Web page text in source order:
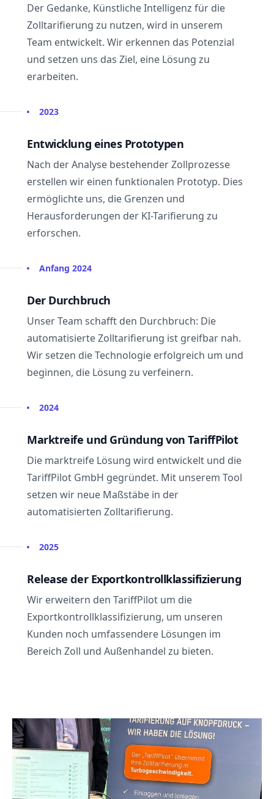
Der Gedanke, Künstliche Intelligenz für die
Zolltarifierung zu nutzen, wird in unserem
Team entwickelt. Wir erkennen das Potenzial
und setzen uns das Ziel, eine Lösung zu
erarbeiten.
2023
Entwicklung eines Prototypen
Nach der Analyse bestehender Zollprozesse
erstellen wir einen funktionalen Prototyp. Dies
ermöglichte uns, die Grenzen und
Herausforderungen der KI-Tarifierung zu
erforschen.
Anfang 2024
Der Durchbruch
Unser Team schafft den Durchbruch: Die
automatisierte Zolltarifierung ist greifbar nah.
Wir setzen die Technologie erfolgreich um und
beginnen, die Lösung zu verfeinern.
2024
Marktreife und Gründung von TariffPilot
Die marktreife Lösung wird entwickelt und die
TariffPilot GmbH gegründet. Mit unserem Tool
setzen wir neue Maßstäbe in der
automatisierten Zolltarifierung.
2025
Release der Exportkontrollklassifizierung
Wir erweitern den TariffPilot um die
Exportkontrollklassifizierung, um unseren
Kunden noch umfassendere Lösungen im
Bereich Zoll und Außenhandel zu bieten.